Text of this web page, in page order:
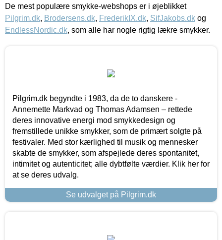
De mest populære smykke-webshops er i øjeblikket
Pilgrim.dk, Brodersens.dk, FrederikIX.dk, SifJakobs.dk og
EndlessNordic.dk, som alle har nogle rigtig lækre smykker.
Pilgrim.dk begyndte i 1983, da de to danskere -
Annemette Markvad og Thomas Adamsen – rettede
deres innovative energi mod smykkedesign og
fremstillede unikke smykker, som de primært solgte på
festivaler. Med stor kærlighed til musik og mennesker
skabte de smykker, som afspejlede deres spontanitet,
intimitet og autenticitet; alle dybtfølte værdier. Klik her for
at se deres udvalg.
Se udvalget på Pilgrim.dk